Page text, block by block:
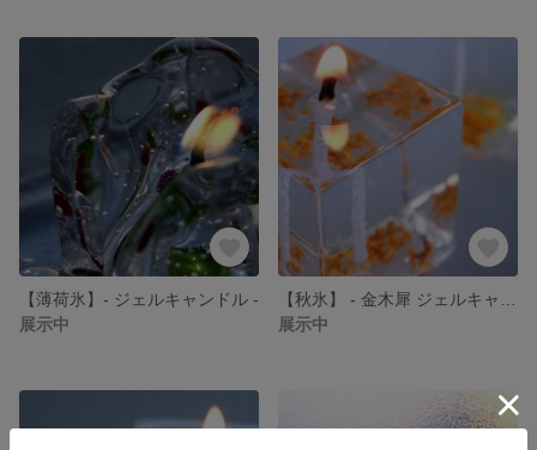
【薄荷氷】- ジェルキャンドル -
展示中
展示中